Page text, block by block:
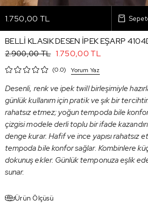
1.750,00 TL
BELLİ KLASIK DESEN İPEK EŞARP
2.900,00 TL 1.750,00 TL
0.0 Yorum Yaz
Desenli, renk ve ipek twill birleşimiyle
günlük kullanım için pratik ve şık bir
rahatsız etmez; yoğun tempoda bile
çizgisi modele derli toplu bir ifade
denge kurar. Hafif ve ince yapısı rahatsız
tempoda bile konfor sağlar. Kombinlere
dokunuş ekler. Günlük temponuza eşlik
sunar.
Ürün Ölçüsü